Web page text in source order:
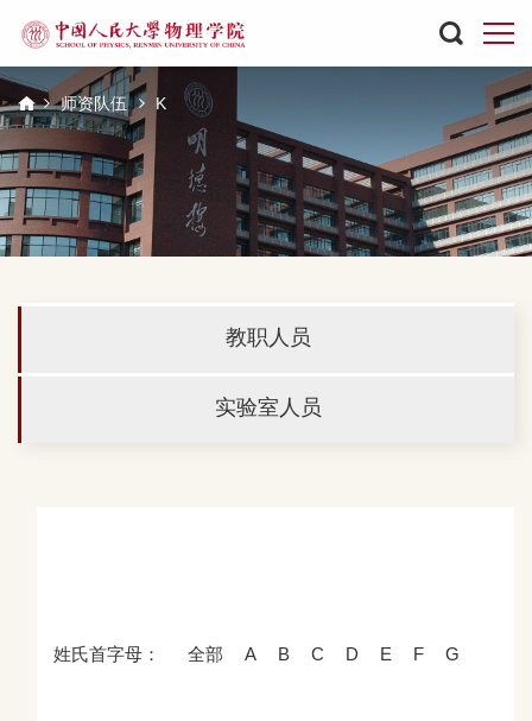
师资队伍 K
教职人员
实验室人员
姓氏首字母： 全部 A B C D E F G